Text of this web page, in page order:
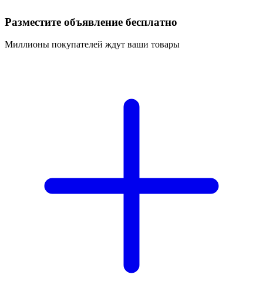
Разместите объявление бесплатно
Миллионы покупателей ждут ваши товары